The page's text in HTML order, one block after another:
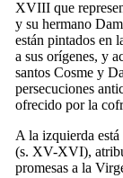
XVIII que
y su hermano
están pintados en
a sus orígenes, y
santos Cosme y
persecuciones
ofrecido por la
A la izquierda
(s. XV-XVI),
promesas a la